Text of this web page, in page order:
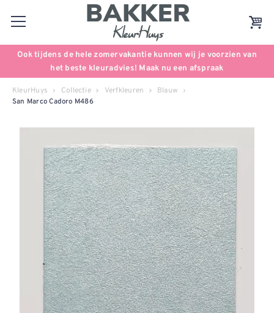
Ook tijdens de hele zomervakantie kunnen wij je voorzien van
het beste kleuradvies! Maak nu een afspraak
KleurHuys Collectie Verfkleuren Blauw
San Marco Cadoro M486